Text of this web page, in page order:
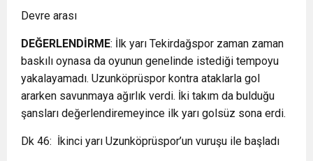
Devre arası
DEĞERLENDİRME: İlk yarı Tekirdağspor zaman zaman
baskılı oynasa da oyunun genelinde istediği tempoyu
yakalayamadı. Uzunköprüspor kontra ataklarla gol
ararken savunmaya ağırlık verdi. İki takım da bulduğu
şansları değerlendiremeyince ilk yarı golsüz sona erdi.
Dk 46: İkinci yarı Uzunköprüspor’un vuruşu ile başladı